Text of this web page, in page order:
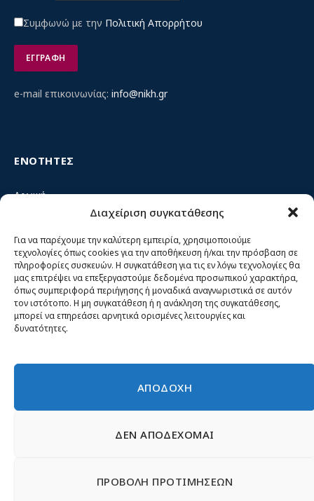
Διαχείριση συγκατάθεσης
Για να παρέχουμε την καλύτερη εμπειρία, χρησιμοποιούμε
τεχνολογίες όπως cookies για την αποθήκευση ή/και την πρόσβαση σε
πληροφορίες συσκευών. Η συγκατάθεση για τις εν λόγω τεχνολογίες θα
μας επιτρέψει να επεξεργαστούμε δεδομένα προσωπικού χαρακτήρα,
όπως συμπεριφορά περιήγησης ή μοναδικά αναγνωριστικά σε αυτόν
τον ιστότοπο. Η μη συγκατάθεση ή η ανάκληση της συγκατάθεσης,
μπορεί να επηρεάσει αρνητικά ορισμένες λειτουργίες και
δυνατότητες.
ΑΠΟΔΟΧΗ
ΔΕΝ ΑΠΟΔΕΧΟΜΑΙ
ΠΡΟΒΟΛΗ ΠΡΟΤΙΜΗΣΕΩΝ
Συμφωνώ με την Πολιτική Απορρήτου
e-mail επικοινωνίας: info@nikh.gr
ΕΝΟΤΗΤΕΣ
Αρχική
Κίνημα ΝΙΚΗ – Ποιοι είμαστε, αρχές & δράση
Θέσεις
Πρόσωπα
Όργανα και ομάδες
Βίντεο
Δελτία Τύπου
© 2026 Νίκη
Έντυπα
Εγγραφή μέλους
Γίνε φίλος